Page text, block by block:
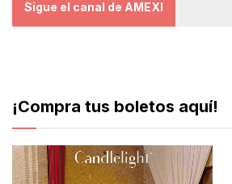
Sigue el canal de AMEXI
¡Compra tus boletos aquí!